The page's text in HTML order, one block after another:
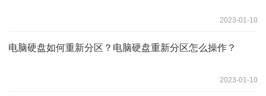
2023-01-10
电脑硬盘如何重新分区？电脑硬盘重新分区怎么操作？
2023-01-10